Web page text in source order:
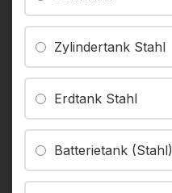
Zylindertank Stahl
Erdtank Stahl
Batterietank (Stahl)